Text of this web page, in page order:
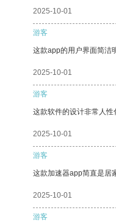
2025-10-01
游客
这款app的用户界面简洁
2025-10-01
游客
这款软件的设计非常人性
2025-10-01
游客
这款加速器app简直是居
2025-10-01
游客